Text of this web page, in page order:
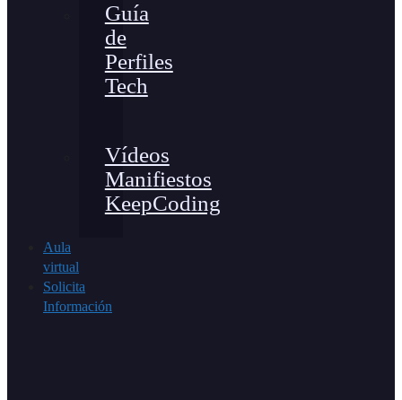
Guía
de
Perfiles
Tech
Vídeos
Manifiestos
KeepCoding
Aula
virtual
Solicita
Información